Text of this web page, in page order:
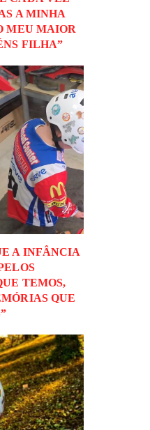
A MINHA
MEU MAIOR
FILHA”
A INFÂNCIA
TEMOS,
QUE